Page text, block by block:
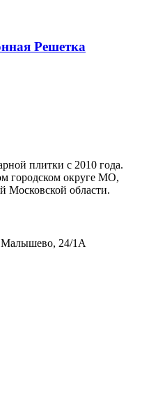
Решетка
плитки с 2010 года.
городском округе МО,
Московской области.
24/1А